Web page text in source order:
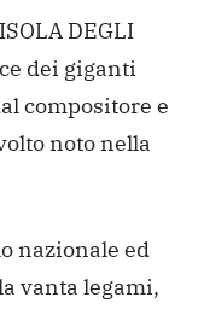
DEGLI
dei giganti
compositore e
noto nella
nazionale ed
vanta legami,